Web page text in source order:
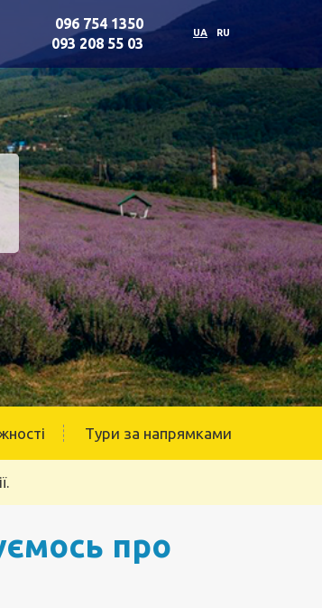
096 754 1350
093 208 55 03
UA RU
Тури за напрямками
про